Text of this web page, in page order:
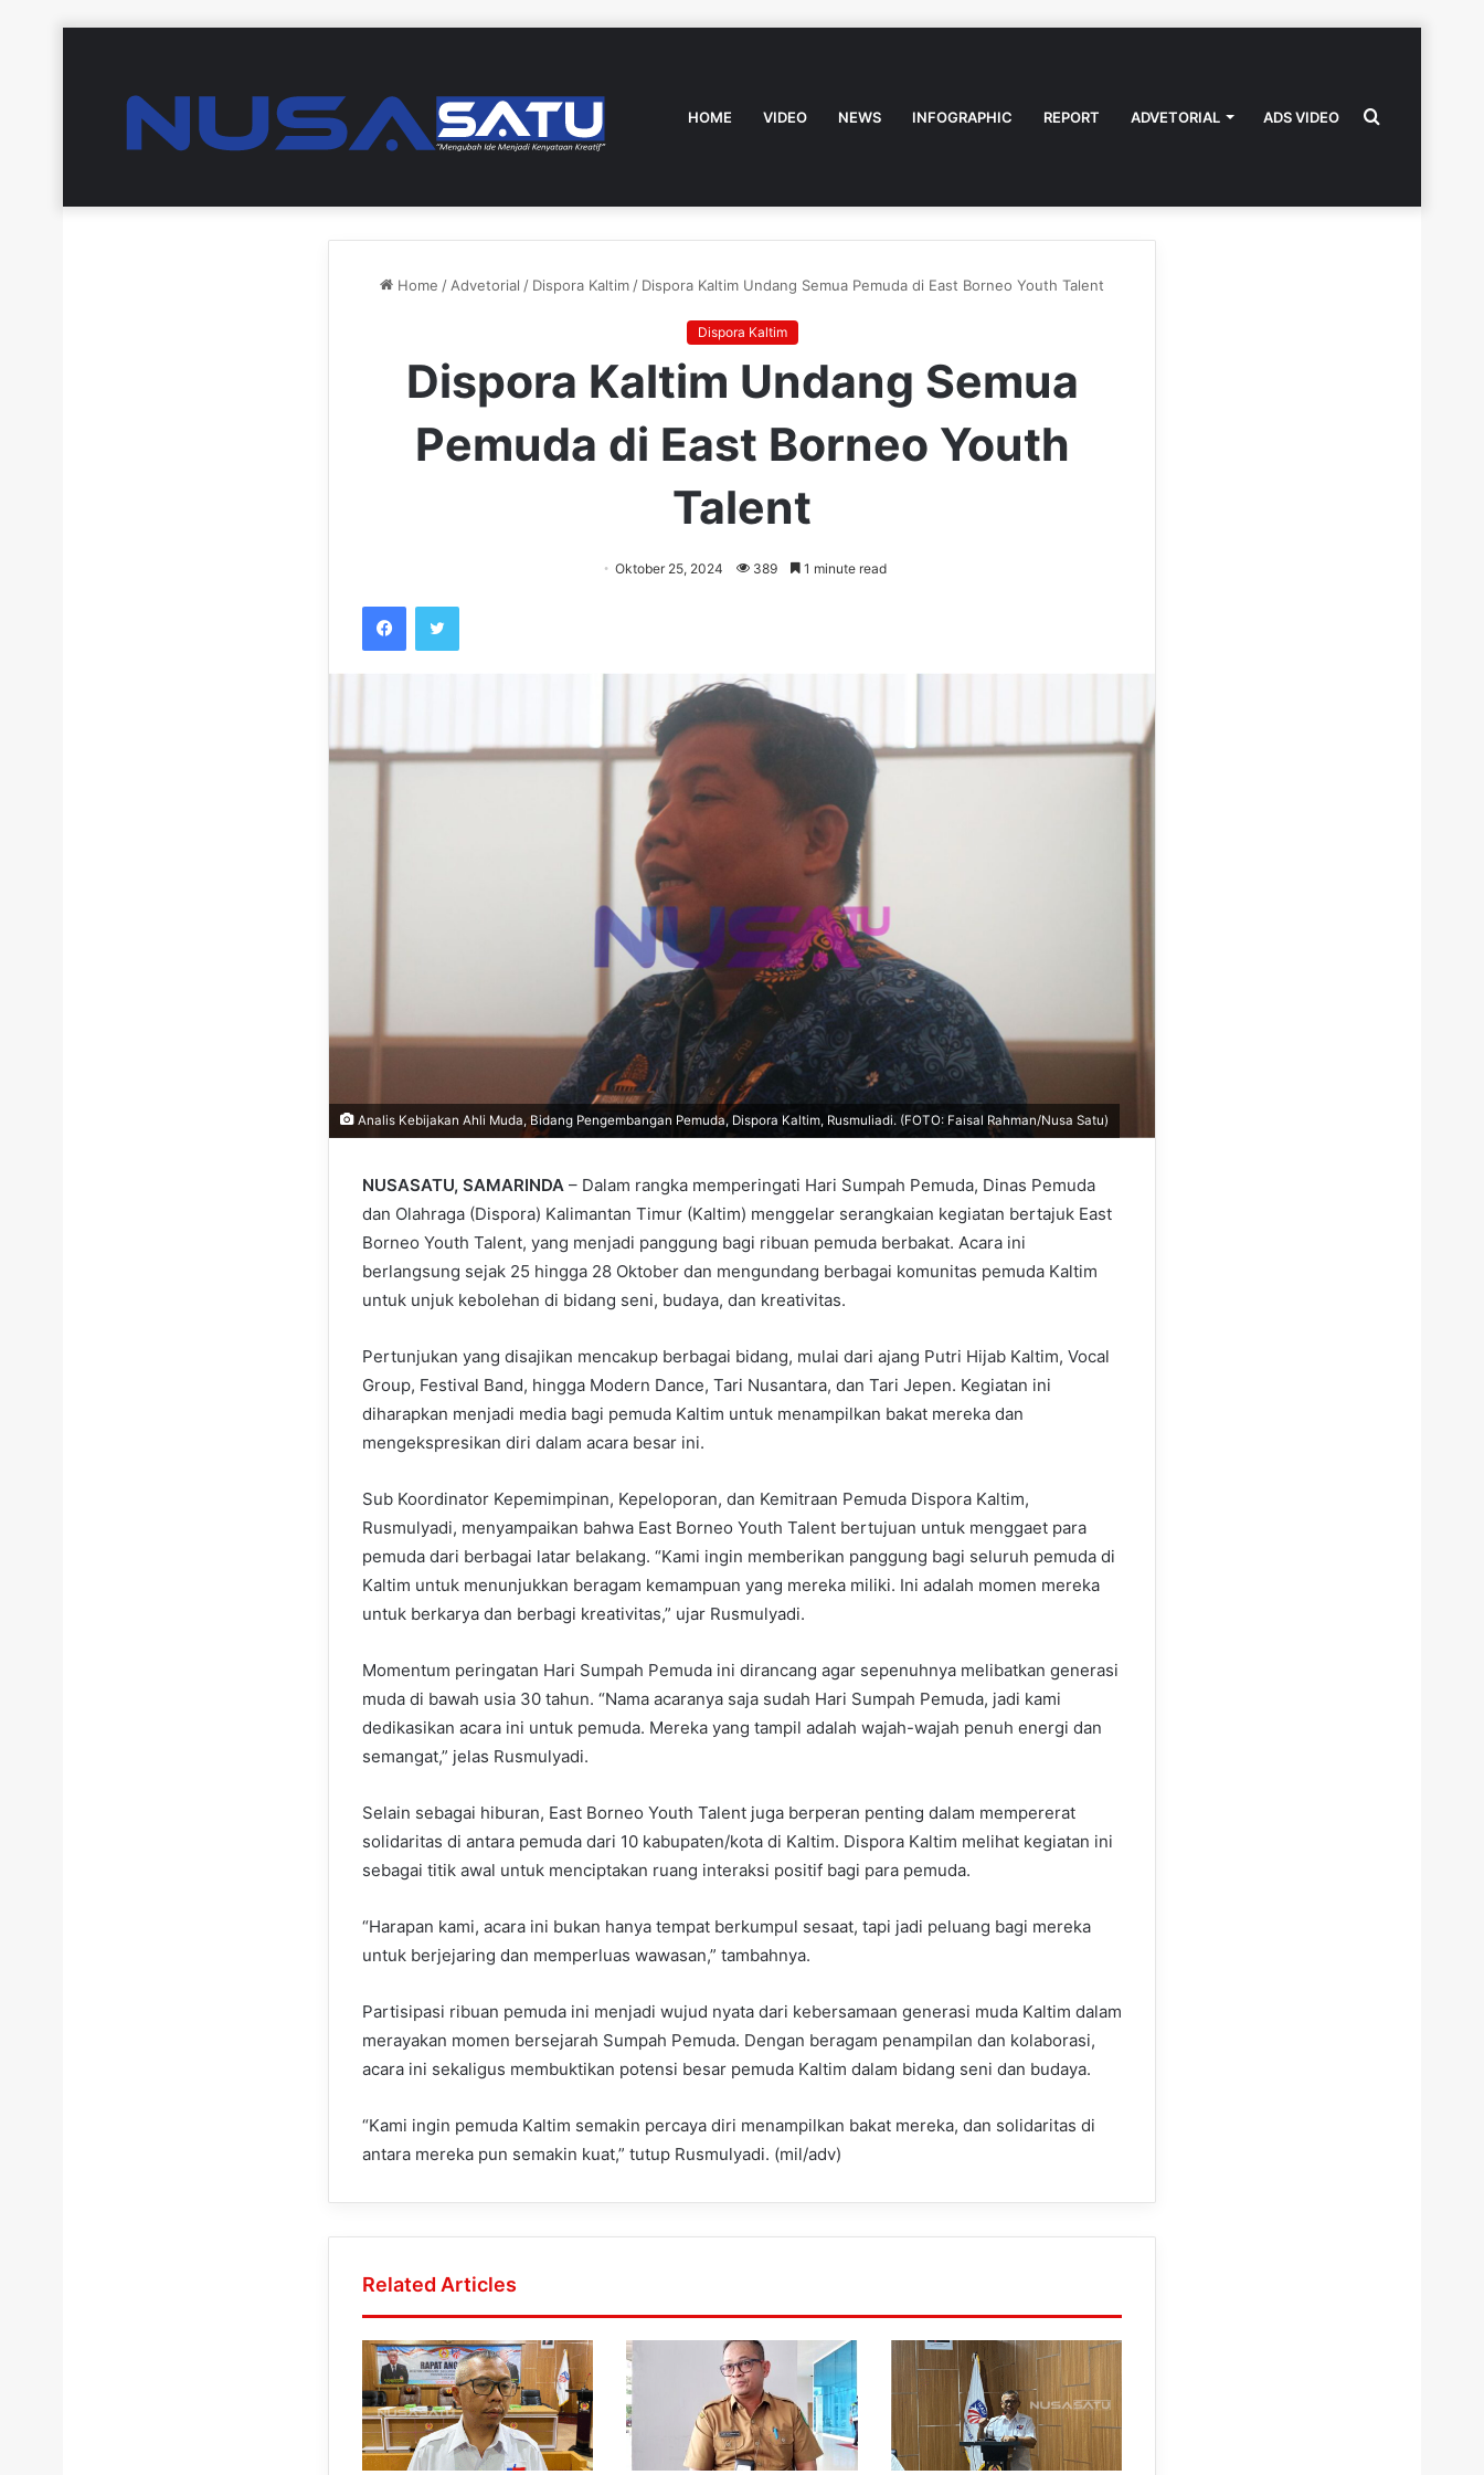
HOME VIDEO NEWS INFOGRAPHIC REPORT ADVETORIAL ADS VIDEO Search
Home / Advetorial / Dispora Kaltim / Dispora Kaltim Undang Semua Pemuda di East Borneo Youth Talent
Dispora Kaltim
Dispora Kaltim Undang Semua
Pemuda di East Borneo Youth
Talent
Oktober 25, 2024 389 1 minute read
FacebookTwitter
Analis Kebijakan Ahli Muda, Bidang Pengembangan Pemuda, Dispora Kaltim, Rusmuliadi. (FOTO: Faisal Rahman/Nusa Satu)
NUSASATU, SAMARINDA – Dalam rangka memperingati Hari Sumpah Pemuda, Dinas Pemuda
dan Olahraga (Dispora) Kalimantan Timur (Kaltim) menggelar serangkaian kegiatan bertajuk East
Borneo Youth Talent, yang menjadi panggung bagi ribuan pemuda berbakat. Acara ini
berlangsung sejak 25 hingga 28 Oktober dan mengundang berbagai komunitas pemuda Kaltim
untuk unjuk kebolehan di bidang seni, budaya, dan kreativitas.
Pertunjukan yang disajikan mencakup berbagai bidang, mulai dari ajang Putri Hijab Kaltim, Vocal
Group, Festival Band, hingga Modern Dance, Tari Nusantara, dan Tari Jepen. Kegiatan ini
diharapkan menjadi media bagi pemuda Kaltim untuk menampilkan bakat mereka dan
mengekspresikan diri dalam acara besar ini.
Sub Koordinator Kepemimpinan, Kepeloporan, dan Kemitraan Pemuda Dispora Kaltim,
Rusmulyadi, menyampaikan bahwa East Borneo Youth Talent bertujuan untuk menggaet para
pemuda dari berbagai latar belakang. “Kami ingin memberikan panggung bagi seluruh pemuda di
Kaltim untuk menunjukkan beragam kemampuan yang mereka miliki. Ini adalah momen mereka
untuk berkarya dan berbagi kreativitas,” ujar Rusmulyadi.
Momentum peringatan Hari Sumpah Pemuda ini dirancang agar sepenuhnya melibatkan generasi
muda di bawah usia 30 tahun. “Nama acaranya saja sudah Hari Sumpah Pemuda, jadi kami
dedikasikan acara ini untuk pemuda. Mereka yang tampil adalah wajah-wajah penuh energi dan
semangat,” jelas Rusmulyadi.
Selain sebagai hiburan, East Borneo Youth Talent juga berperan penting dalam mempererat
solidaritas di antara pemuda dari 10 kabupaten/kota di Kaltim. Dispora Kaltim melihat kegiatan ini
sebagai titik awal untuk menciptakan ruang interaksi positif bagi para pemuda.
“Harapan kami, acara ini bukan hanya tempat berkumpul sesaat, tapi jadi peluang bagi mereka
untuk berjejaring dan memperluas wawasan,” tambahnya.
Partisipasi ribuan pemuda ini menjadi wujud nyata dari kebersamaan generasi muda Kaltim dalam
merayakan momen bersejarah Sumpah Pemuda. Dengan beragam penampilan dan kolaborasi,
acara ini sekaligus membuktikan potensi besar pemuda Kaltim dalam bidang seni dan budaya.
“Kami ingin pemuda Kaltim semakin percaya diri menampilkan bakat mereka, dan solidaritas di
antara mereka pun semakin kuat,” tutup Rusmulyadi. (mil/adv)
Related Articles